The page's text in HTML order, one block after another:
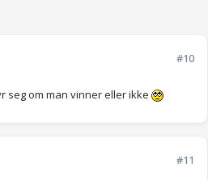
#10
seg om man vinner eller ikke
#11